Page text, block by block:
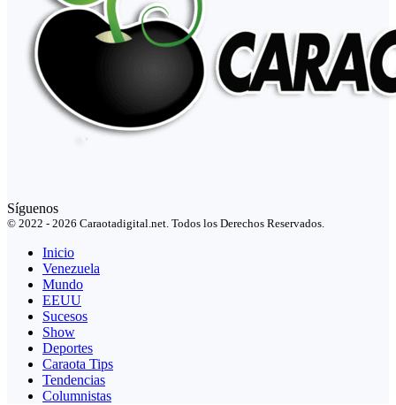
Síguenos
© 2022 - 2026 Caraotadigital.net. Todos los Derechos Reservados.
Inicio
Venezuela
Mundo
EEUU
Sucesos
Show
Deportes
Caraota Tips
Tendencias
Columnistas